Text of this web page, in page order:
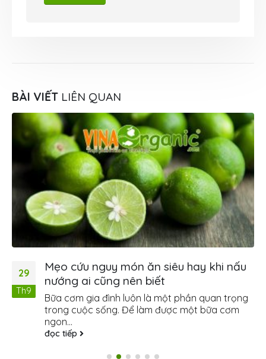
BÀI VIẾT LIÊN QUAN
29
Th9
Mẹo cứu nguy món ăn siêu hay khi nấu
nướng ai cũng nên biết
Bữa cơm gia đình luôn là một phần quan trọng
trong cuộc sống. Để làm được một bữa cơm
ngon...
đọc tiếp